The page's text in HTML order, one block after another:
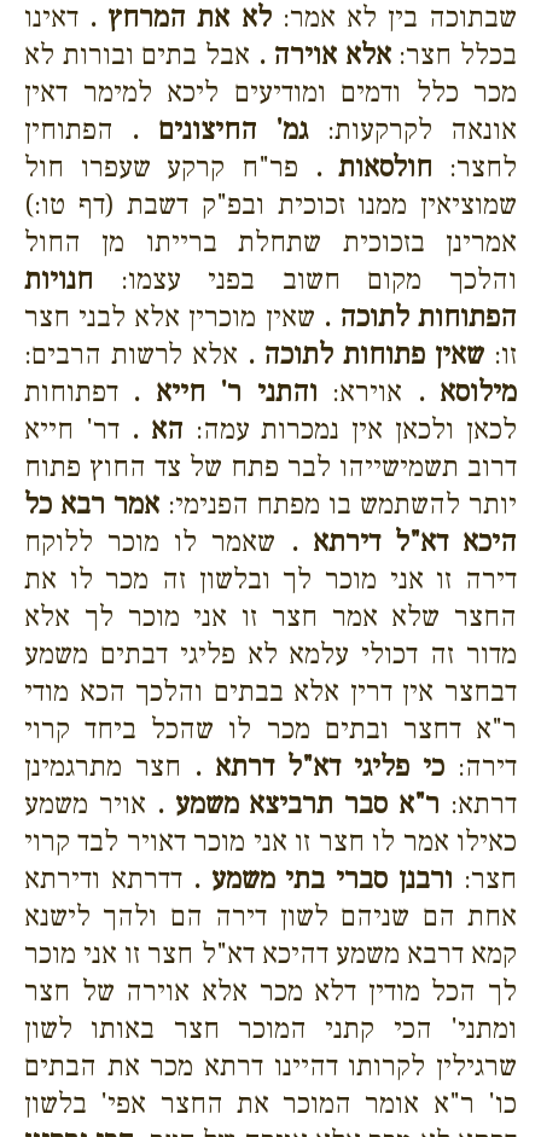
שבתוכה בין לא אמר:לא את המרחץ . דאינו
בכלל חצר:אלא אוירה . אבל בתים ובורות לא
מכר כלל ודמים ומודיעים ליכא למימר דאין
אונאה לקרקעות:גמ' החיצונים . הפתוחין
לחצר: חולסאות . פר"ח קרקע שעפרו חול
שמוציאין ממנו זכוכית ובפ"ק דשבת (דף טו:)
אמרינן בזכוכית שתחלת ברייתו מן החול
והלכך מקום חשוב בפני עצמו: חנויות
הפתוחות לתוכה . שאין מוכרין אלא לבני חצר
זו: שאין פתוחות לתוכה . אלא לרשות הרבים:
מילוסא . אוירא: והתני ר' חייא . דפתוחות
לכאן ולכאן אין נמכרות עמה: הא . דר' חייא
דרוב תשמישייהו לבר פתח של צד החוץ פתוח
יותר להשתמש בו מפתח הפנימי:אמר רבא כל
היכא דא"ל דירתא . שאמר לו מוכר ללוקח
דירה זו אני מוכר לך ובלשון זה מכר לו את
החצר שלא אמר חצר זו אני מוכר לך אלא
מדור זה דכולי עלמא לא פליגי דבתים משמע
דבחצר אין דרין אלא בבתים והלכך הכא מודי
ר"א דחצר ובתים מכר לו שהכל ביחד קרוי
דירה: כי פליגי דא"ל דרתא . חצר מתרגמינן
דרתא: ר"א סבר תרביצא משמע . אויר משמע
כאילו אמר לו חצר זו אני מוכר דאויר לבד קרוי
חצר: ורבנן סברי בתי משמע . דדרתא ודירתא
אחת הם שניהם לשון דירה הם ולהך לישנא
קמא דרבא משמע דהיכא דא"ל חצר זו אני מוכר
לך הכל מודין דלא מכר אלא אוירה של חצר
ומתני' הכי קתני המוכר חצר באותו לשון
שרגילין לקרותו דהיינו דרתא מכר את הבתים
כו' ר"א אומר המוכר את החצר אפי' בלשון